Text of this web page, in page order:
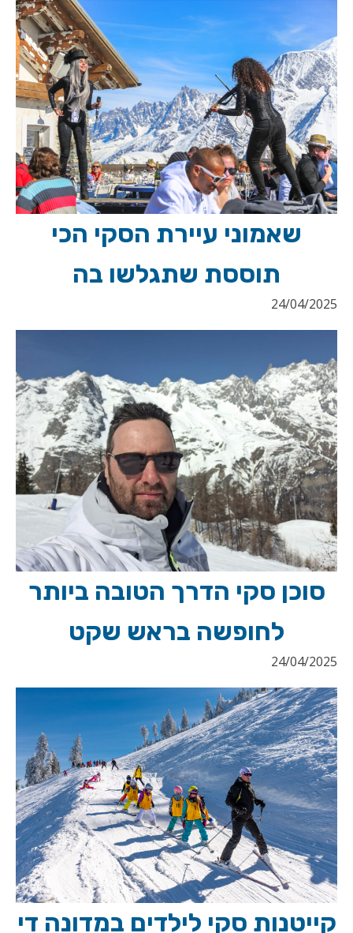
שאמוני עיירת הסקי הכי
תוססת שתגלשו בה
24/04/2025
סוכן סקי הדרך הטובה ביותר
לחופשה בראש שקט
24/04/2025
קייטנות סקי לילדים במדונה די